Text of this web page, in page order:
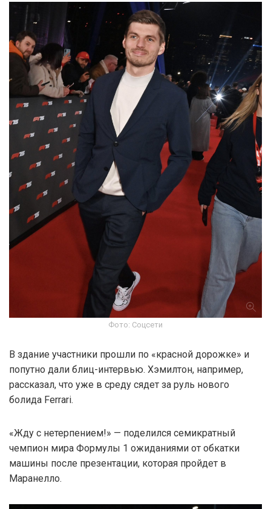
Фото: Соцсети
В здание участники прошли по «красной дорожке» и
попутно дали блиц-интервью. Хэмилтон, например,
рассказал, что уже в среду сядет за руль нового
болида Ferrari.
«Жду с нетерпением!» — поделился семикратный
чемпион мира Формулы 1 ожиданиями от обкатки
машины после презентации, которая пройдет в
Маранелло.